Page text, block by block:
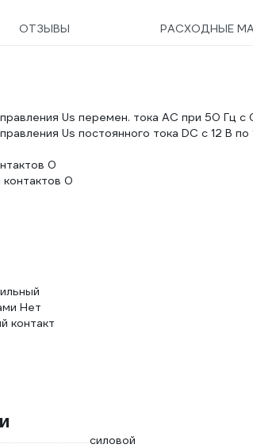
ОТЗЫВЫ РАСХОДНЫЕ
Us перемен. тока АС при 50 Гц с
Us постоянного тока DC с 12 В по
0
0
Нет
контакт
силовой